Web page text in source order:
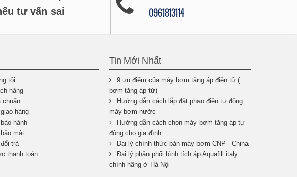
tư vấn sai
0961813114
tôi
hàng
chuẩn
hàng
hành
mật
trả
thanh toán
Tin Mới Nhất
9 ưu điểm của máy bơm tăng áp điện tử (
bơm tăng áp từ)
Hướng dẫn cách lắp đặt phao điện tự động
máy bơm nước
Hướng dẫn cách chọn máy bơm tăng áp tự
động cho gia đình
Đại lý chính thức bán máy bơm CNP - China
Đại lý phân phối bình tích áp Aquafill italy
chính hãng ở Hà Nội